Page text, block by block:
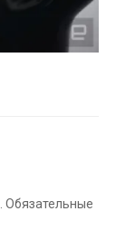
Обязательные